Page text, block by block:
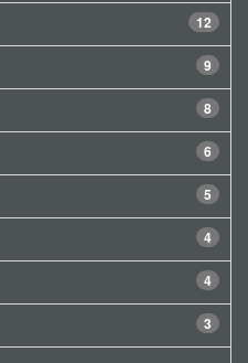
12
9
8
6
5
4
4
3